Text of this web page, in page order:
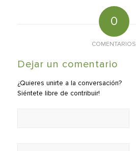
0
COMENTARIOS
Dejar un comentario
¿Quieres unirte a la conversación?
Siéntete libre de contribuir!